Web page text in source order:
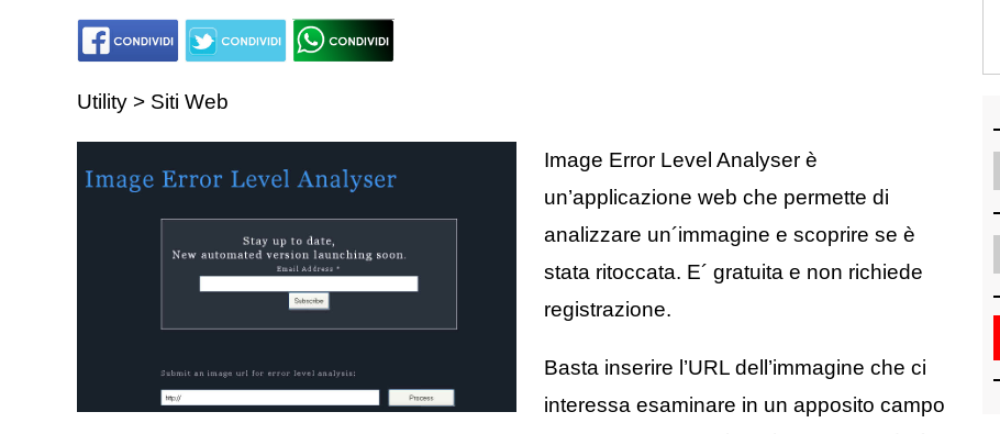
Utility > Siti Web
Image Error Level Analyser è
un’applicazione web che permette di
analizzare un´immagine e scoprire se è
stata ritoccata. E´ gratuita e non richiede
registrazione.
Basta inserire l’URL dell’immagine che ci
interessa esaminare in un apposito campo